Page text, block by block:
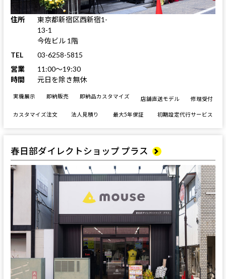
住所
東京都新宿区西新宿1-
13-1
今佐ビル 1階
TEL
03-6258-5815
営業
時間
11:00～19:30
元日を除き無休
実機展示 即納販売 即納品カスタマイズ 店舗直送モデル 修理受付
カスタマイズ注文 法人見積り 最大5年保証 初期設定代行サービス
春日部ダイレクトショップ プラス